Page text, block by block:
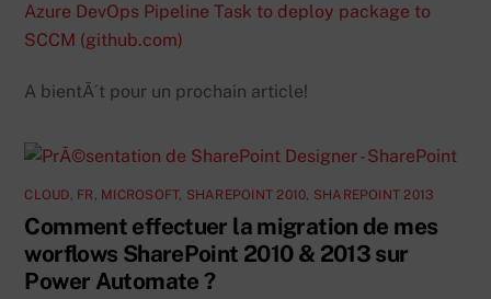
Azure DevOps Pipeline Task to deploy package to
SCCM (github.com)
A bientÃ´t pour un prochain article!
CLOUD FR MICROSOFT, SHAREPOINT 2010 SHAREPOINT 2013
Comment effectuer la migration de mes
worflows SharePoint 2010 & 2013 sur
Power Automate ?